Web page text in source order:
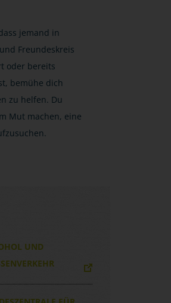
jemand in
Freundeskreis
oder bereits
bemühe dich
zu helfen. Du
Mut machen, eine
UND